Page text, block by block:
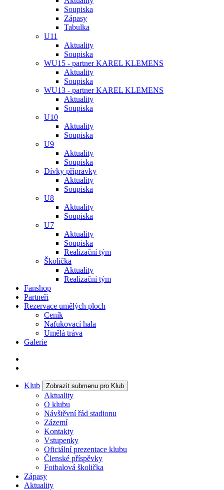
Soupiska
Zápasy
Tabulka
U11
Aktuality
Soupiska
WU15 - partner KAREL KLEMENS
Aktuality
Soupiska
WU13 - partner KAREL KLEMENS
Aktuality
Soupiska
U10
Aktuality
Soupiska
U9
Aktuality
Soupiska
Dívky přípravky
Aktuality
Soupiska
U8
Aktuality
Soupiska
U7
Aktuality
Soupiska
Realizační tým
Školička
Aktuality
Realizační tým
Fanshop
Partneři
Rezervace umělých ploch
Ceník
Nafukovací hala
Umělá tráva
Galerie
Klub Zobrazit submenu pro Klub
Aktuality
O klubu
Návštěvní řád stadionu
Zázemí
Kontakty
Vstupenky
Oficiální prezentace klubu
Členské příspěvky
Fotbalová školička
Zápasy
Aktuality